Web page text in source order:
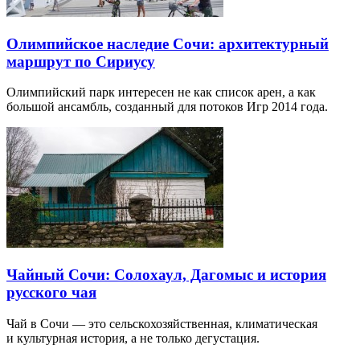
Олимпийское наследие Сочи: архитектурный
маршрут по Сириусу
Олимпийский парк интересен не как список арен, а как
большой ансамбль, созданный для потоков Игр 2014 года.
Чайный Сочи: Солохаул, Дагомыс и история
русского чая
Чай в Сочи — это сельскохозяйственная, климатическая
и культурная история, а не только дегустация.